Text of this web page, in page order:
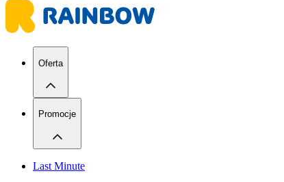
Oferta
Promocje
Last Minute